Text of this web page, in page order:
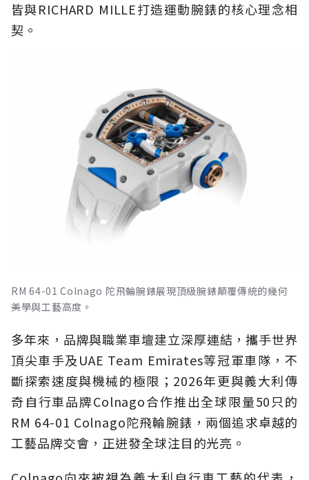
皆與RICHARD MILLE打造運動腕錶的核心理念相
契。
RM 64-01 Colnago 陀飛輪腕錶展現頂級腕錶顛覆傳統的幾何
美學與工藝高度。
多年來，品牌與職業車壇建立深厚連結，攜手世界
頂尖車手及UAE Team Emirates等冠軍車隊，不
斷探索速度與機械的極限；2026年更與義大利傳
奇自行車品牌Colnago合作推出全球限量50只的
RM 64-01 Colnago陀飛輪腕錶，兩個追求卓越的
工藝品牌交會，正迸發全球注目的光亮。